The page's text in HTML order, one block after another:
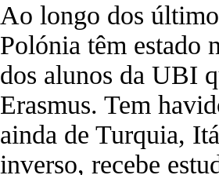
Ao longo dos
Polónia têm estado
dos alunos da UBI
Erasmus. Tem
ainda de Turquia,
inverso, recebe